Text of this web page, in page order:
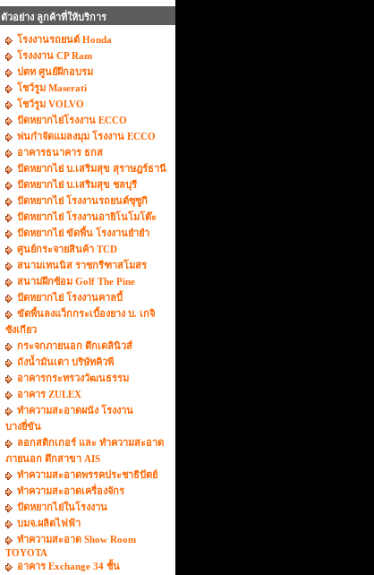
ตัวอย่าง ลูกค้าที่ให้บริการ
โรงงานรถยนต์ Honda
โรงงงาน CP Ram
ปตท ศูนย์ฝีกอบรม
โชว์รูม Maserati
โชว์รูม VOLVO
ปัดหยากไย่โรงงาน ECCO
พ่นกำจัดแมลงมุม โรงงาน ECCO
อาคารธนาคาร ธกส
ปัดหยากไย่ บ.เสริมสุข สุราษฎร์ธานี
ปัดหยากไย่ บ.เสริมสุข ชลบุรี
ปัดหยากไย่ โรงงานรถยนต์ซุซูกิ
ปัดหยากไย่ โรงงานอายิโนโมโต๊ะ
ปัดหยากไย่ ขัดพื้น โรงงานยำยำ
ศูนย์กระจายสินค้า TCD
สนามเทนนิส ราชกรีฑาสโมสร
สนามฝึกซ้อม Golf The Pine
ปัดหยากไย่ โรงงานคาลบี้
ขัดพื้นลงแว็กกระเบื้องยาง บ. เกจิ
ซังเกียว
กระจกภายนอก ตึกเดลินิวส์
ถังน้ำมันเตา บริษัทคิวพี
อาคารกระทรวงวัฒนธรรม
อาคาร ZULEX
ทำความสะอาดผนัง โรงงาน
บางยี่ขัน
ลอกสติกเกอร์ และ ทำความสะอาด
ภายนอก ตึกสาขา AIS
ทำความสะอาดพรรคประชาธิปัตย์
ทำความสะอาดเครื่องจักร
ปัดหยากไย่ในโรงงาน
บมจ.ผลิตไฟฟ้า
ทำความสะอาด Show Room
TOYOTA
อาคาร Exchange 34 ชั้น